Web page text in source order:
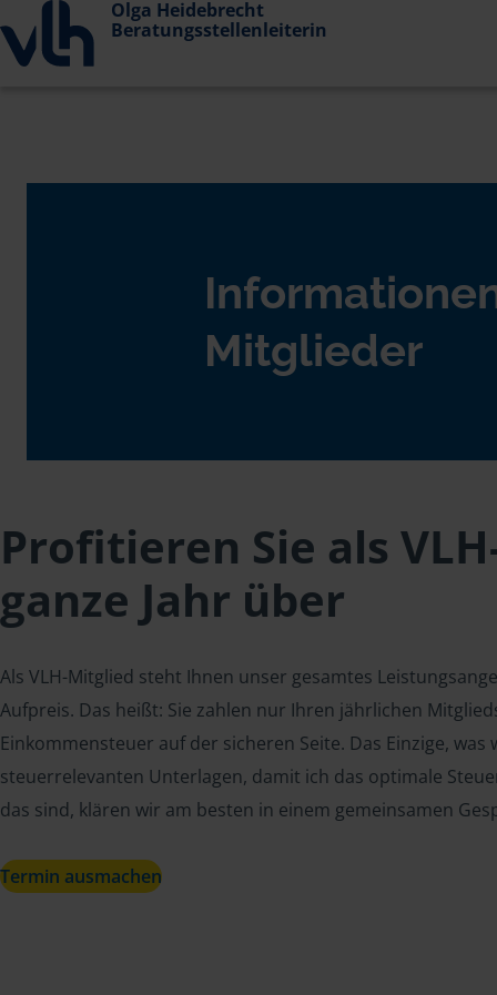
Olga Heidebrecht
Beratungsstellenleiterin
Mitglieder
Profitieren Sie als
ganze Jahr über
Als VLH-Mitglied steht Ihnen unser gesamtes
Aufpreis. Das heißt: Sie zahlen nur Ihren jährlichen
Einkommensteuer auf der sicheren Seite. Das Einzige,
steuerrelevanten Unterlagen, damit ich das optimale
das sind, klären wir am besten in einem gemeinsamen
Termin ausmachen